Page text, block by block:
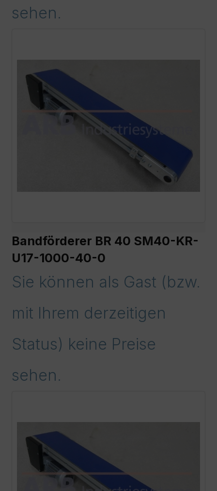
sehen.
Bandförderer BR 40 SM40-KR-
U17-1000-40-0
Sie können als Gast (bzw.
mit Ihrem derzeitigen
Status) keine Preise
sehen.